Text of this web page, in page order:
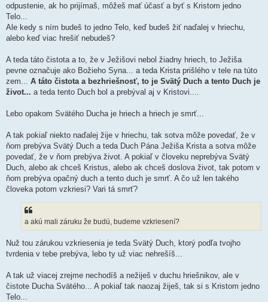
odpustenie, ak ho prijímaš, môžeš mať účasť a byť s Kristom jedno
Telo...
Ale kedy s ním budeš to jedno Telo, keď budeš žiť naďalej v hriechu,
alebo keď viac hrešiť nebudeš?
A teda táto čistota a to, že v Ježišovi nebol žiadny hriech, to Ježiša
pevne označuje ako Božieho Syna... a teda Krista prišlého v tele na túto
zem... A táto čistota a bezhriešnosť, to je Svätý Duch a tento Duch je
život... a teda tento Duch bol a prebýval aj v Kristovi....
Lebo opakom Svätého Ducha je hriech a hriech je smrť...
A tak pokiaľ niekto naďalej žije v hriechu, tak sotva môže povedať, že v
ňom prebýva Svätý Duch a teda Duch Pána Ježiša Krista a sotva môže
povedať, že v ňom prebýva život. A pokiaľ v človeku neprebýva Svätý
Duch, alebo ak chceš Kristus, alebo ak chceš doslova život, tak potom v
ňom prebýva opačný duch a tento duch je smrť. A čo už len takého
človeka potom vzkriesi? Vari tá smrť?
a akú mali záruku že budú, budeme vzkriesení?
Nuž tou zárukou vzkriesenia je teda Svätý Duch, ktorý podľa tvojho
tvrdenia v tebe prebýva, lebo ty už viac nehrešíš...
A tak už viacej zrejme nechodíš a nežiješ v duchu hriešnikov, ale v
čistote Ducha Svätého... A pokiaľ tak naozaj žiješ, tak si s Kristom jedno
Telo...